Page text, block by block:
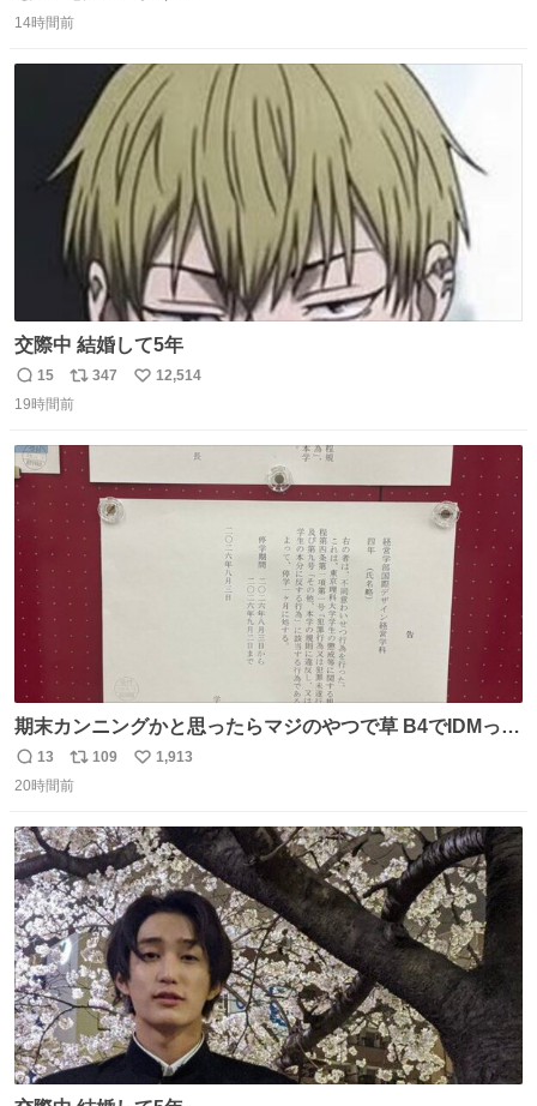
い🙏 エントリーナンバーは「GO!無策!」でかなり覚えやす
返
信
リ
ポ
い
数
14時間前
交際中 結婚して5年
返
信
15
リ
ポ
数
347
い
12,514
19時間前
期末カンニングかと思ったらマジのやつで草 B4でIDMって
ことはおそらく就職だし、内定取り消し？ それと夏休み期
間の停学って無意味じゃね？
返
信
13
リ
ポ
ト
数
109
い
数
1,913
20時間前